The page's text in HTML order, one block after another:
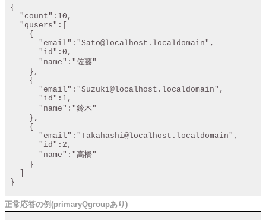
{
   "count":10,
   "qusers":[
     {
       "email":"Sato@localhost.localdomain",
       "id":0,
       "name":"佐藤"
     },
     {
       "email":"Suzuki@localhost.localdomain",
       "id":1,
       "name":"鈴木"
     },
     {
       "email":"Takahashi@localhost.localdomain",
       "id":2,
       "name":"高橋"
     }
}
正常応答の例(primaryQgroupあり)